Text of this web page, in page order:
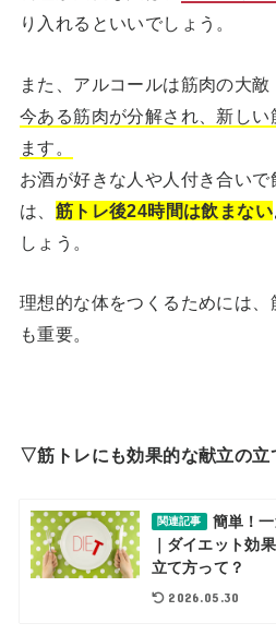
り入れるといいでしょう。
また、アルコールは筋肉の大敵
今ある筋肉が分解され、新しい
ます。
お酒が好きな人や人付き合いで
は、 筋トレ後24時間は飲まない
しょう。
理想的な体をつくるためには
も重要。
▽筋トレにも効果的な献立の立
関連記事
簡単！
｜ダイエット効
立て方って？
2026.05.30